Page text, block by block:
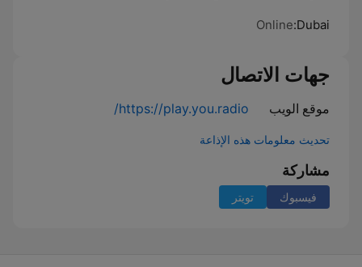
Dubai:
Online
جهات الاتصال
موقع الويب https://play.you.radio/
تحديث معلومات هذه الإذاعة
مشاركة
فيسبوك تويتر